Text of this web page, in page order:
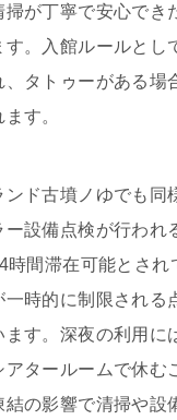
が丁寧で安心でき
。入館ルールとし
タトゥーがある場
す。
ド古墳ノゆでも同
設備点検が行われ
時間滞在可能とされ
時的に制限される
ます。深夜の利用に
タールームで休む
の影響で清掃や設